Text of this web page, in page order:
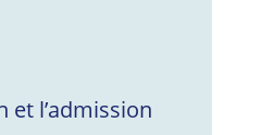
et l’admission